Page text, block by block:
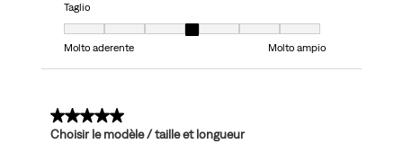
Taglio
Taglio, 4 su 7, dove 1 è uguale a Molto aderente e 7 è uguale a Molto
Molto aderente
Molto ampio
5 su 5 stelle.
Choisir le modèle / taille et longueur